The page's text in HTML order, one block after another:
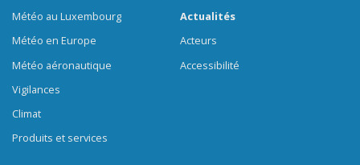
Météo au Luxembourg
Météo en Europe
Météo aéronautique
Vigilances
Climat
Produits et services
Actualités
Acteurs
Accessibilité